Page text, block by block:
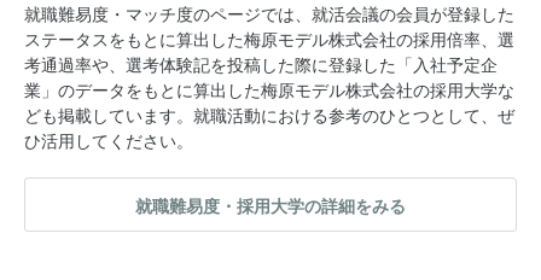
就職難易度・マッチ度のページでは、就活会議の会員が登録した
ステータスをもとに算出した梅原モデル株式会社の採用倍率、選
考通過率や、選考体験記を投稿した際に登録した「入社予定企
業」のデータをもとに算出した梅原モデル株式会社の採用大学な
ども掲載しています。就職活動における参考のひとつとして、ぜ
ひ活用してください。
就職難易度・採用大学の詳細をみる